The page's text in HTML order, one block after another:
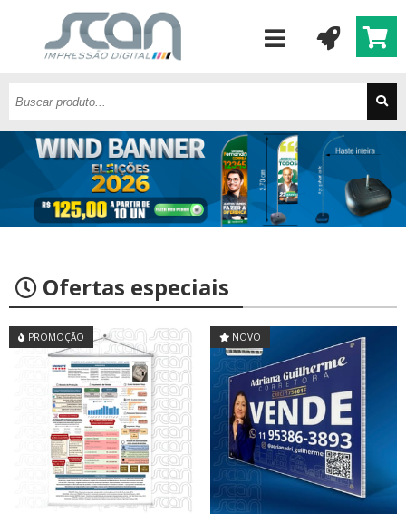
Ofertas especiais
PROMOÇÃO NOVO